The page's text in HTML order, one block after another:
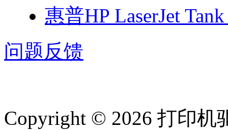
惠普HP LaserJet
问题反馈
Copyright © 2026 打印